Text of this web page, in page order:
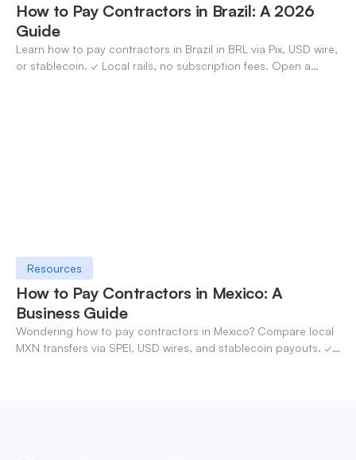
How to Pay Contractors in Brazil: A 2026
Guide
Learn how to pay contractors in Brazil in BRL via Pix, USD wire,
or stablecoin. ✓ Local rails, no subscription fees. Open a
Resources
How to Pay Contractors in Mexico: A
Business Guide
Wondering how to pay contractors in Mexico? Compare local
MXN transfers via SPEI, USD wires, and stablecoin payouts. ✓